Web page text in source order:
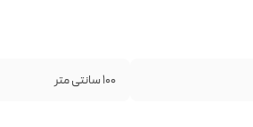
100 سانتی متر